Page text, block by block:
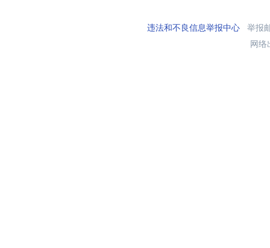
违法和不良信息举报中心举报
网